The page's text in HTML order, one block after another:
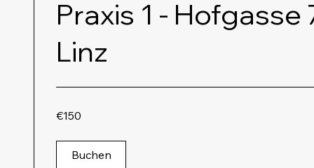
Praxis 1 - Hofgasse
Linz
euros
€150
Buchen